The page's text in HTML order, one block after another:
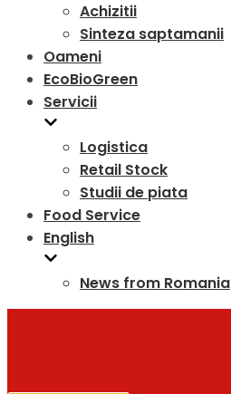
Achizitii
Sinteza saptamanii
Oameni
EcoBioGreen
Servicii
Logistica
Retail Stock
Studii de piata
Food Service
English
News from Romania